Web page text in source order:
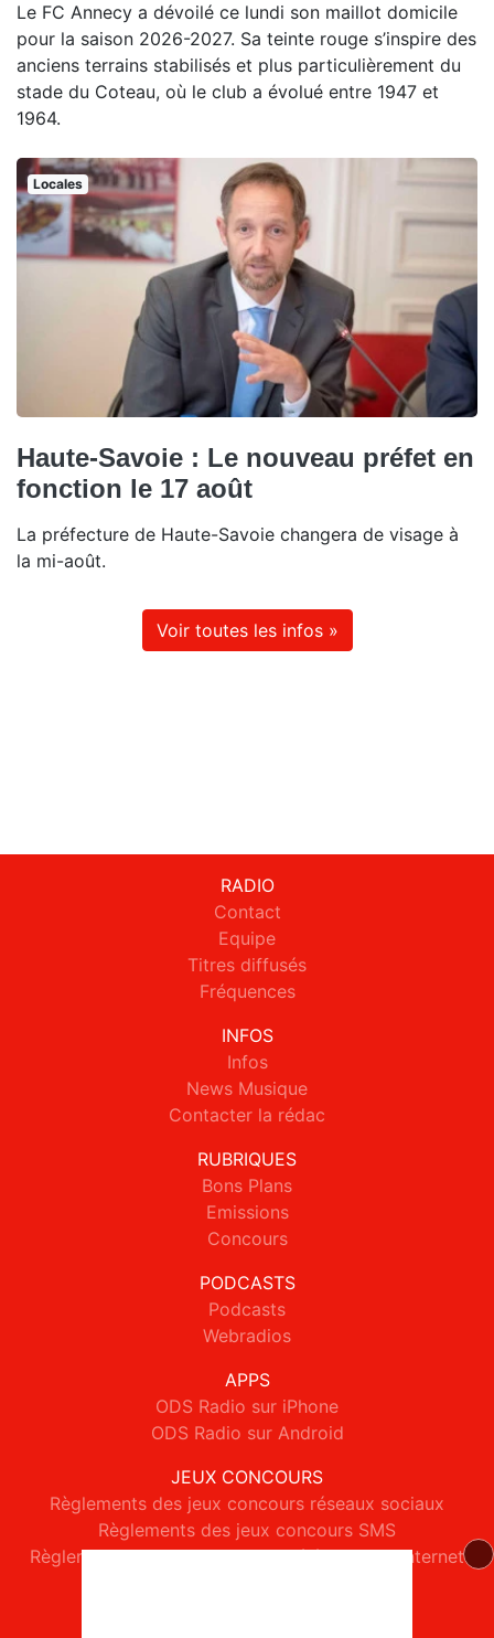
Le FC Annecy a dévoilé ce lundi son maillot domicile
pour la saison 2026-2027. Sa teinte rouge s’inspire des
anciens terrains stabilisés et plus particulièrement du
stade du Coteau, où le club a évolué entre 1947 et
1964.
Locales
Haute-Savoie : Le nouveau préfet en
fonction le 17 août
La préfecture de Haute-Savoie changera de visage à
la mi-août.
Voir toutes les infos »
RADIO
Contact
Equipe
Titres diffusés
Fréquences
INFOS
Infos
News Musique
Contacter la rédac
RUBRIQUES
Bons Plans
Emissions
Concours
PODCASTS
Podcasts
Webradios
APPS
ODS Radio sur iPhone
ODS Radio sur Android
JEUX CONCOURS
Règlements des jeux concours réseaux sociaux
Règlements des jeux concours SMS
Règlements des jeux concours téléphone et internet